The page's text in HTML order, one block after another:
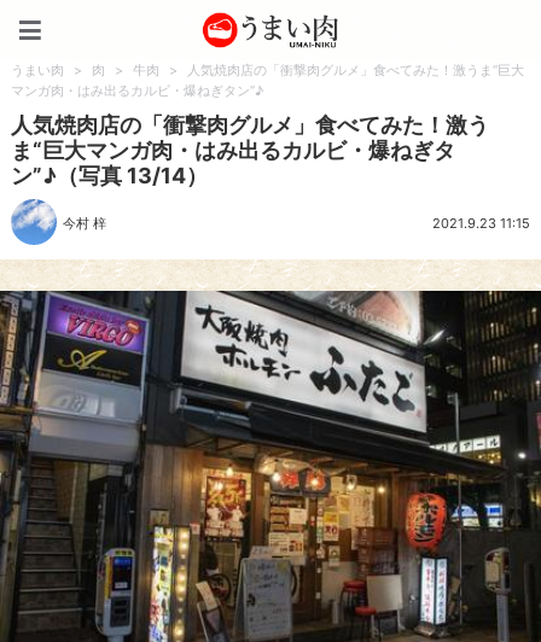
うまい肉 > 肉 > 牛肉 >
人気焼肉店の「衝撃肉グルメ」食べてみた！激うま“巨大
マンガ肉・はみ出るカルビ・爆ねぎタン”♪
人気焼肉店の「衝撃肉グルメ」食べてみた！激う
ま“巨大マンガ肉・はみ出るカルビ・爆ねぎタ
ン”♪（写真 13/14）
今村 梓 2021.9.23 11:15